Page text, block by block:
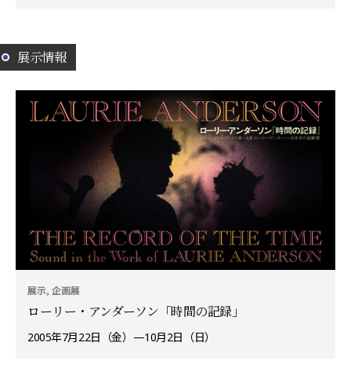
展示情報
展示, 企画展
ローリー・アンダーソン「時間の記録」
2005年7月22日（金）—10月2日（日）